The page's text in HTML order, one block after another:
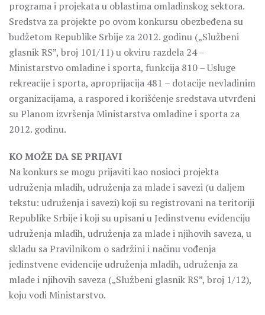
programa i projekata u oblastima omladinskog sektora.
Sredstva za projekte po ovom konkursu obezbeđena su
budžetom Republike Srbije za 2012. godinu („Službeni
glasnik RS”, broj 101/11) u okviru razdela 24 –
Ministarstvo omladine i sporta, funkcija 810 – Usluge
rekreacije i sporta, aproprijacija 481 – dotacije nevladinim
organizacijama, a raspored i korišćenje sredstava utvrđeni
su Planom izvršenja Ministarstva omladine i sporta za
2012. godinu.
KO MOŽE DA SE PRIJAVI
Na konkurs se mogu prijaviti kao nosioci projekta
udruženja mladih, udruženja za mlade i savezi (u daljem
tekstu: udruženja i savezi) koji su registrovani na teritoriji
Republike Srbije i koji su upisani u Jedinstvenu evidenciju
udruženja mladih, udruženja za mlade i njihovih saveza, u
skladu sa Pravilnikom o sadržini i načinu vođenja
jedinstvene evidencije udruženja mladih, udruženja za
mlade i njihovih saveza („Službeni glasnik RS”, broj 1/12),
koju vodi Ministarstvo.